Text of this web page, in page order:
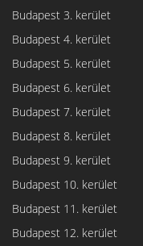
Budapest 3. kerület
Budapest 4. kerület
Budapest 5. kerület
Budapest 6. kerület
Budapest 7. kerület
Budapest 8. kerület
Budapest 9. kerület
Budapest 10. kerület
Budapest 11. kerület
Budapest 12. kerület